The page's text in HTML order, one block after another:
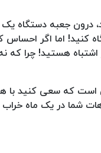
درون جعبه دستگاه
کنید! اما اگر
هستید! چرا که
که سعی کنید با
شما در یک ماه